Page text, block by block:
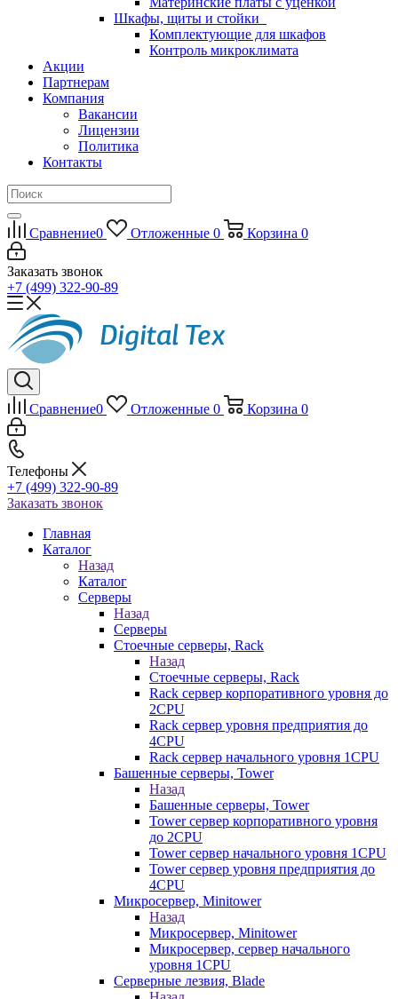
Шкафы, щиты и стойки
Комплектующие для шкафов
Контроль микроклимата
Акции
Партнерам
Компания
Вакансии
Лицензии
Политика
Контакты
Сравнение0 Отложенные 0 Корзина 0
Заказать звонок
+7 (499) 322-90-89
Сравнение0 Отложенные 0 Корзина 0
Телефоны
+7 (499) 322-90-89
Заказать звонок
Главная
Каталог
Назад
Каталог
Серверы
Назад
Серверы
Стоечные серверы, Rack
Назад
Стоечные серверы, Rack
Rack сервер корпоративного уровня до
2CPU
Rack сервер уровня предприятия до
4CPU
Rack сервер начального уровня 1CPU
Башенные серверы, Tower
Назад
Башенные серверы, Tower
Tower сервер корпоративного уровня
до 2CPU
Tower сервер начального уровня 1CPU
Tower сервер уровня предприятия до
4CPU
Микросервер, Minitower
Назад
Микросервер, Minitower
Микросервер, сервер начального
уровня 1CPU
Серверные лезвия, Blade